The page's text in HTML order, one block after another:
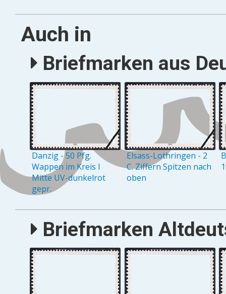
Auch in
Briefmarken aus
Danzig - 50 Pfg.
Wappen im Kreis I
Mitte UV-dunkelrot
gepr.
Elsass-Lothringen - 2
C. Ziffern Spitzen nach
oben
Briefmarken